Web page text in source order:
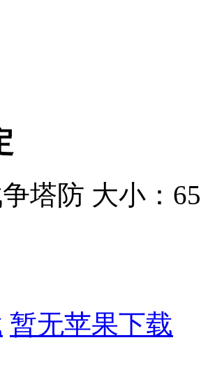
塔防 大小：
暂无苹果下载